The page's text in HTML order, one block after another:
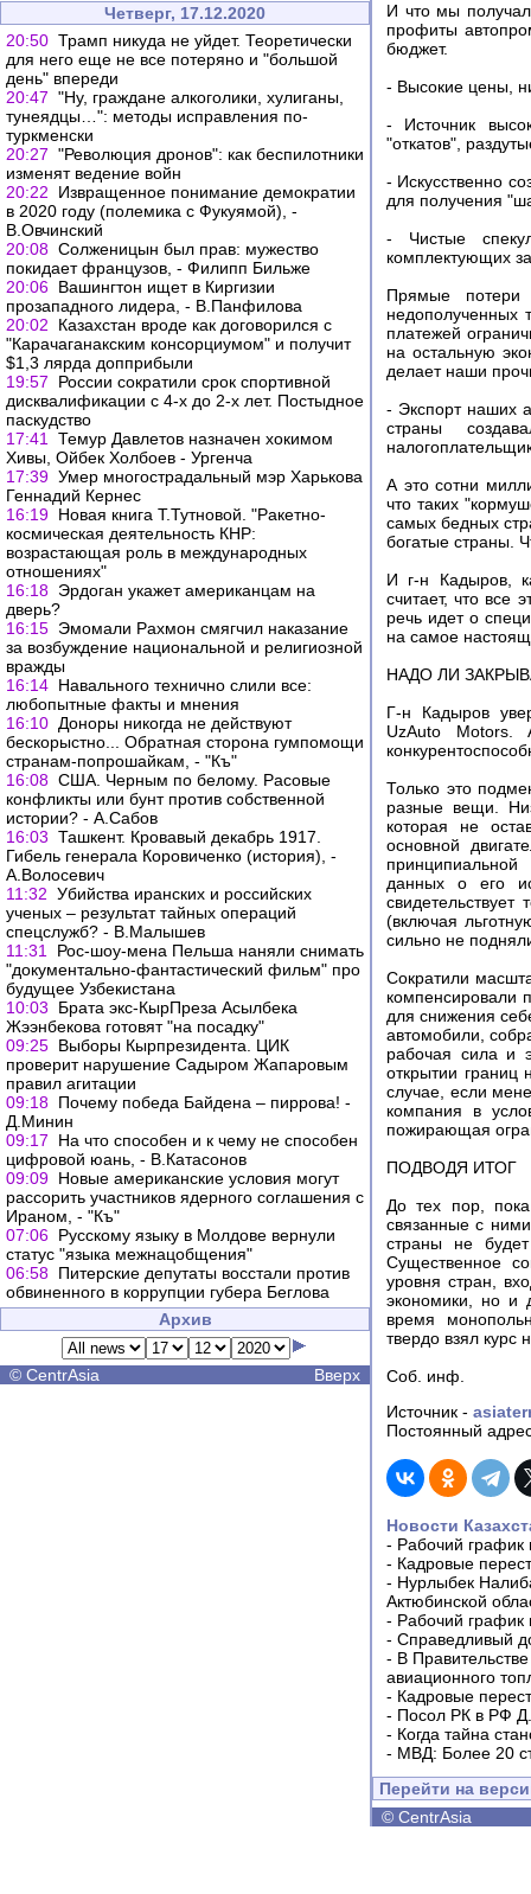
Четверг, 17.12.2020
20:50 Трамп никуда не уйдет. Теоретически
для него еще не все потеряно и "большой
день" впереди
20:47 "Ну, граждане алкоголики, хулиганы,
тунеядцы…": методы исправления по-
туркменски
20:27 "Революция дронов": как беспилотники
изменят ведение войн
20:22
Извращенное понимание демократии
в 2020 году (полемика с Фукуямой), -
В.Овчинский
20:08 Солженицын был прав: мужество
покидает французов, - Филипп Бильже
20:06 Вашингтон ищет в Киргизии
прозападного лидера, - В.Панфилова
20:02
Казахстан вроде как договорился с
"Карачаганакским консорциумом" и получит
$1,3 лярда допприбыли
19:57
России сократили срок спортивной
дисквалификации с 4-х до 2-х лет. Постыдное
паскудство
17:41
Темур Давлетов назначен хокимом
Хивы, Ойбек Холбоев - Ургенча
17:39 Умер многострадальный мэр Харькова
Геннадий Кернес
16:19 Новая книга Т.Тутновой. "Ракетно-
космическая деятельность КНР:
возрастающая роль в международных
отношениях"
16:18 Эрдоган укажет американцам на
дверь?
16:15 Эмомали Рахмон смягчил наказание
за возбуждение национальной и религиозной
вражды
16:14 Навального технично слили все:
любопытные факты и мнения
16:10 Доноры никогда не действуют
бескорыстно... Обратная сторона гумпомощи
странам-попрошайкам, - "Къ"
16:08 США. Черным по белому. Расовые
конфликты или бунт против собственной
истории? - А.Сабов
16:03 Ташкент. Кровавый декабрь 1917.
Гибель генерала Коровиченко (история), -
А.Волосевич
11:32 Убийства иранских и российских
ученых – результат тайных операций
спецслужб? - В.Малышев
11:31
Рос-шоу-мена Пельша наняли снимать
"документально-фантастический фильм" про
будущее Узбекистана
10:03
Брата экс-КырПреза Асылбека
Жээнбекова готовят "на посадку"
09:25 Выборы Кырпрезидента. ЦИК
проверит нарушение Садыром Жапаровым
правил агитации
09:18 Почему победа Байдена – пиррова! -
Д.Минин
09:17
На что способен и к чему не способен
цифровой юань, - В.Катасонов
09:09 Новые американские условия могут
рассорить участников ядерного соглашения с
Ираном, - "Къ"
07:06 Русскому языку в Молдове вернули
статус "языка межнацобщения"
06:58 Питерские депутаты восстали против
обвиненного в коррупции губера Беглова
Архив
© CentrAsia Вверх
И что мы
профиты
бюджет.
- Высокие цены,
- Источник
"откатов",
- Искусственно
для получения
- Чистые
комплектующих
Прямые
недополученных
платежей
на остальную
делает наши
- Экспорт наших
страны
А это сотни
что таких
самых бедных
богатые страны.
И г-н Кадыров,
считает, что все
речь идет о
на самое
НАДО ЛИ
Г-н Кадыров
UzAuto
Только это
разные вещи.
которая не
основной
принципиальной
данных о его
свидетельствует
(включая
сильно не
Сократили
компенсировали
для снижения
автомобили,
рабочая сила и
открытии границ
случае, если
компания в
пожирающая
ПОДВОДЯ ИТОГ
До тех пор,
связанные с
страны не
Существенное
уровня стран,
экономики, но и
время
твердо взял
Соб. инф.
Источник -
Постоянный
Новости
- Рабочий график
- Кадровые
- Нурлыбек
Актюбинской
- Рабочий график
- Справедливый
- В
авиационного
- Кадровые
- Посол РК в РФ
- Когда тайна
- МВД: Более 20
Перейти на
© CentrAsia